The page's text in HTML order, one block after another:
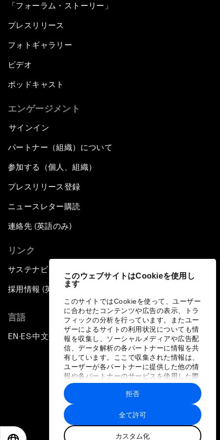
このウェブサイトはCookieを使用し
ます
このサイトではCookieを使って、ユーザー
に合わせたコンテンツや広告の表示、トラ
フィックの分析を行っています。またユー
ザーによるサイトの利用状況についても情
報を収集し、ソーシャルメディアや広告配
信、データ解析の各パートナーに情報を共
有しています。ここで収集された情報は、
ユーザーが各パートナーに提供した他の情
報や各パートナーのサービスを使用した際
に収集された情報と組み合わされ、各パー
トナーによって使用されることがありま
す。
全て許可
カスタム化
拒否
「フォーラム・ストーリー」
プレスリリース
フォトギャラリー
ビデオ
ポッドキャスト
エンゲージメント
サインイン
パートナー（組織）について
参加する（個人、組織）
プレスリリース登録
ニュースレター購読
連絡先 (英語のみ)
リンク
サステナビリティへの取り組み
採用情報 (英語のみ)
言語
EN ▪ES▪中文▪ 日本語
プライバシーポリシーと利用規約
サイトマップ